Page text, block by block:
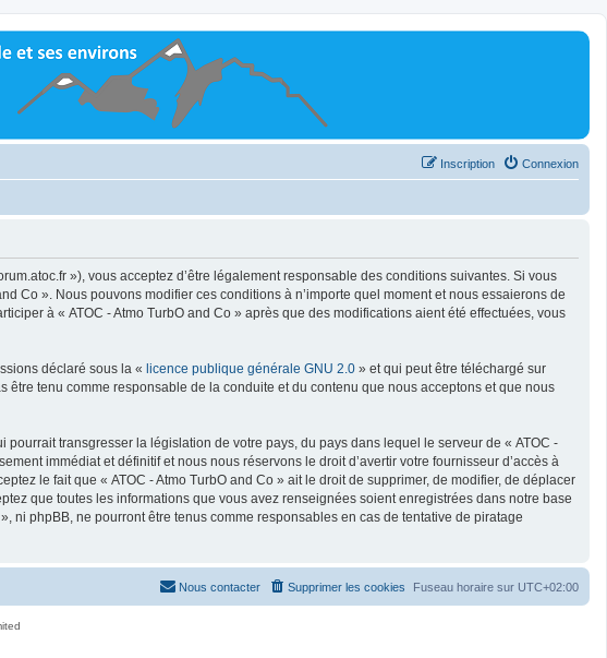
Connexion
Inscription
»), vous acceptez d’être légalement responsable des conditions suivantes. Si vous
Co ». Nous pouvons modifier ces conditions à n’importe quel moment et nous essaierons de
à « ATOC - Atmo TurbO and Co » après que des modifications aient été effectuées, vous
déclaré sous la « licence publique générale GNU 2.0 » et qui peut être téléchargé sur
tenu comme responsable de la conduite et du contenu que nous acceptons et que nous
transgresser la législation de votre pays, du pays dans lequel le serveur de « ATOC -
immédiat et définitif et nous nous réservons le droit d’avertir votre fournisseur d’accès à
le fait que « ATOC - Atmo TurbO and Co » ait le droit de supprimer, de modifier, de déplacer
que toutes les informations que vous avez renseignées soient enregistrées dans notre base
ni phpBB, ne pourront être tenus comme responsables en cas de tentative de piratage
Fuseau horaire sur UTC+02:00
Supprimer les cookies
Nous contacter